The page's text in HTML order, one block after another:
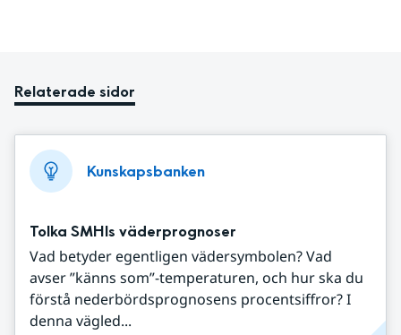
Relaterade sidor
Kunskapsbanken
Tolka SMHIs väderprognoser
Vad betyder egentligen vädersymbolen? Vad
avser ”känns som”-temperaturen, och hur ska du
förstå nederbördsprognosens procentsiffror? I
denna vägled...